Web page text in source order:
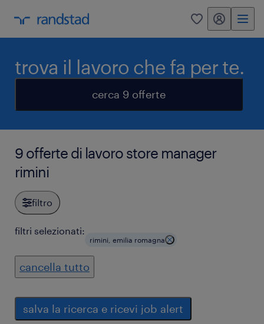
0 my randstad
trova il lavoro che fa per te.
cerca 9 offerte
9 offerte di lavoro store manager
rimini
filtro
filtri selezionati:
rimini, emilia romagna
cancella tutto
salva la ricerca e ricevi job alert